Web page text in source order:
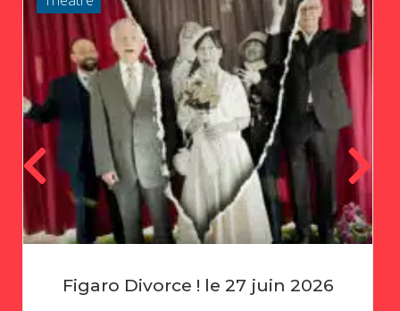
Échecs : Rencontre Amicale !